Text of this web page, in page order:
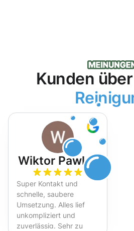
Kunden
Wiktor Pawlak
Super Kontakt und
schnelle, saubere
Umsetzung. Alles lief
unkompliziert und
zuverlässig. Sehr zu